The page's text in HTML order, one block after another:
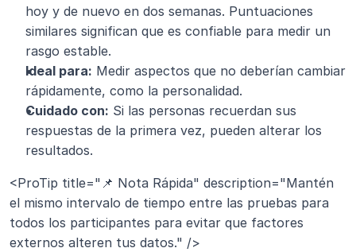
hoy y de nuevo en dos semanas. Puntuaciones
similares significan que es confiable para medir un
rasgo estable.
Ideal para: Medir aspectos que no deberían cambiar
rápidamente, como la personalidad.
Cuidado con: Si las personas recuerdan sus
respuestas de la primera vez, pueden alterar los
resultados.
<ProTip title="📌 Nota Rápida" description="Mantén
el mismo intervalo de tiempo entre las pruebas para
todos los participantes para evitar que factores
externos alteren tus datos." />